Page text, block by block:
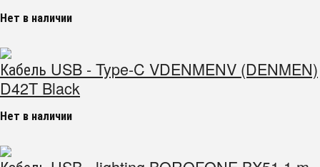
Нет в наличии
Кабель USB - Type-C VDENMENV (DENMEN)
D42T Black
Нет в наличии